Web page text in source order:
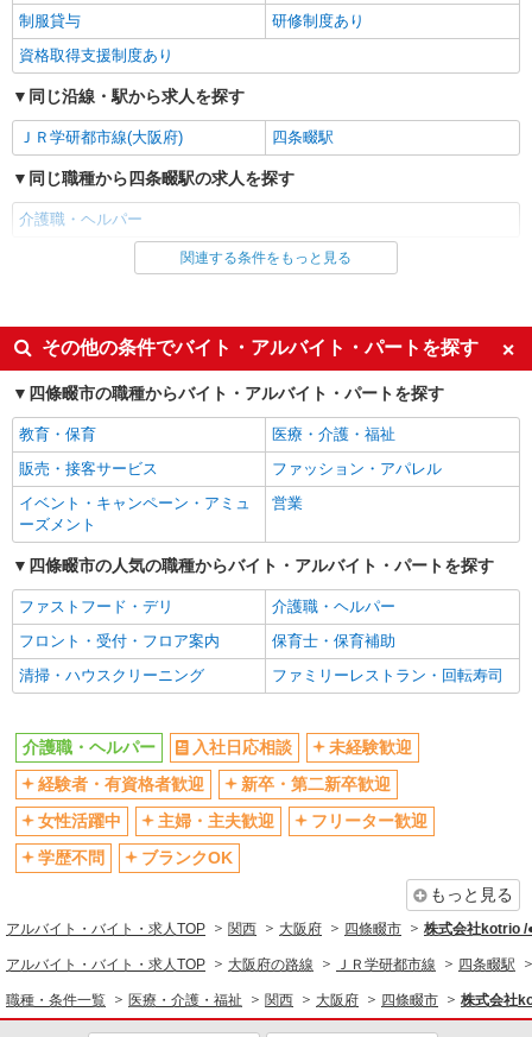
訪問介護事業所 ソラスト四條畷/2780000022-011
ホームヘルパー（訪問介護員）（役職なし）
大阪府四條畷市中野3-6-12
キープ 詳細を見る
派遣社員
株式会社kotrio /●KT-H-1990635
＜四条畷＞小さなデイサービスSTAFF募集≪
週3勤務≫≪夕方退社≫
通費全支給(ガソリン代含む)＞
四條畷市 交通費全額支給
キープ 詳細を見る
アルバイト パート
サービス付高齢者向け住宅 エルダーガーデン四條畷/2780000020-002
時給1,210円 ＜給与補足＞※深夜割増（22〜5
時）、夜勤1手当（4,090円/回）
大阪府四條畷市中野3-6-12
キープ 詳細を見る
株式会社kotrio /●KT-H-2014922
四条畷駅＊年齢不問◎未経験から安定した業界
へ＊サ高住
時給1600円〜2250円 ＜日払い有/週払い有/交
通費全支給(ガソリン代含む)＞
四條畷市 交通費全額支給
詳細を見る
派遣社員
株式会社kotrio /●KT-H-1991998
四条畷駅｜シニア向けマンションで夜勤専従＊
制服貸与
研修制度あり
資格取得支援制度あり
同じ沿線・駅から求人を探す
ＪＲ学研都市線(大阪府) 四条畷駅
同じ職種から四条畷駅の求人を探す
介護職・ヘルパー
同じ雇用形態から四条畷駅の求人を探す
同じ特徴から四条畷駅の求人を探す
入社日応相談
未経験歓迎
経験者・有資格者歓迎
新卒・第二新卒歓迎
女性活躍中
主婦・主夫歓迎
フリーター歓迎
学歴不問
ブランクOK
エルダー（50代～）活躍中
シニア（60代～）活躍中
高収入・高額
ボーナス・賞与あり
昇給あり
完全週休2日制
フルタイム歓迎
禁煙・分煙
駅直結・駅チカ
車通勤OK
残業少なめ（月20h未満）
交通費支給
社会保険あり
産休・育休取得実績あり
退職金・財形貯蓄制度あり
各種手当（家族・役職・インセン
資格取得支援制度あり
同じ職種から求人を探す
医療・介護・福祉
関連する条件をもっと見る
その他の条件でバイト・アルバイト・パートを探す
四條畷市の職種からバイト・アルバイト・パートを探す
教育・保育
医療・介護・福祉
販売・接客サービス
ファッション・アパレル
イベント・キャンペーン・アミュ
ーズメント
営業
四條畷市の人気の職種からバイト・アルバイト・パートを探す
ファストフード・デリ
介護職・ヘルパー
フロント・受付・フロア案内
保育士・保育補助
清掃・ハウスクリーニング
ファミリーレストラン・回転寿司
介護職・ヘルパー 入社日応相談
未経験歓迎
経験者・有資格者歓迎
新卒・第二新卒歓迎
女性活躍中
主婦・主夫歓迎
フリーター歓迎
学歴不問
ブランクOK
もっと見る
アルバイト・バイト・求人TOP 関西 大阪府 四條畷市 株式会社kotrio /
アルバイト・バイト・求人TOP 大阪府の路線 ＪＲ学研都市線 四条畷駅
職種・条件一覧 医療・介護・福祉 関西 大阪府 四條畷市 株式会社